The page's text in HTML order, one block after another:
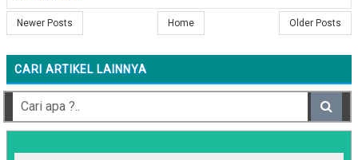
Newer Posts Older Posts
Home
CARI ARTIKEL LAINNYA